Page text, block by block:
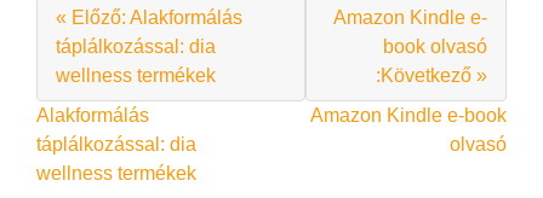
« Előző: Alakformálás
táplálkozással: dia
wellness termékek
Amazon Kindle e-
book olvasó
:Következő »
Bejegyzés
navigáció
Alakformálás
táplálkozással: dia
wellness termékek
Amazon Kindle e-book
olvasó